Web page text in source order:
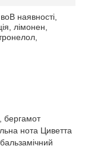
наявності,
лімонен,
бергамот
нота Циветта